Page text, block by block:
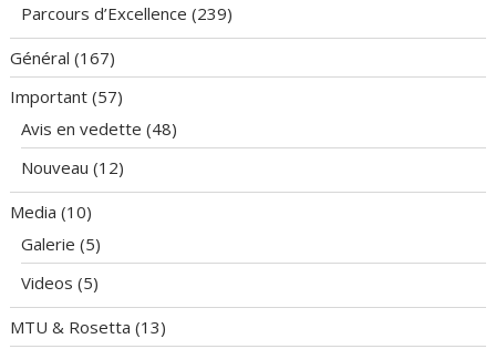
Parcours d’Excellence (239)
Général (167)
Important (57)
Avis en vedette (48)
Nouveau (12)
Media (10)
Galerie (5)
Videos (5)
MTU & Rosetta (13)